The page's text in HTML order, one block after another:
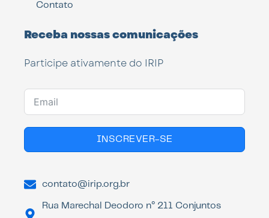
Contato
Receba nossas comunicações
Participe ativamente do IRIP
INSCREVER-SE
contato@irip.org.br
Rua Marechal Deodoro n° 211 Conjuntos